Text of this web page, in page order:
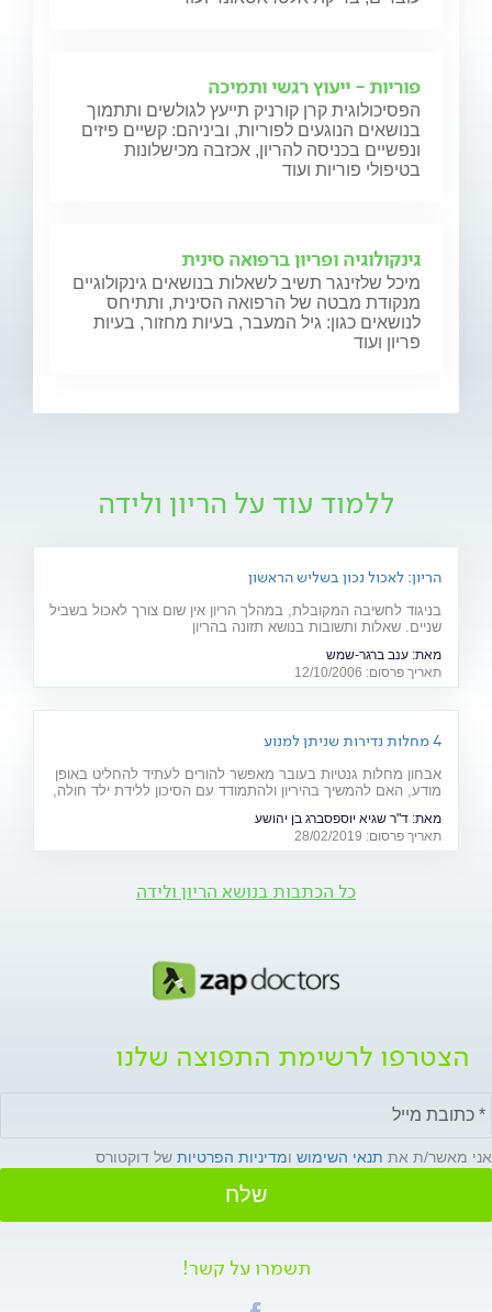
פוריות - ייעוץ רגשי ותמיכה
הפסיכולוגית קרן קורניק תייעץ לגולשים ותתמוך
בנושאים הנוגעים לפוריות, וביניהם: קשיים פיזים
ונפשיים בכניסה להריון, אכזבה מכישלונות
בטיפולי פוריות ועוד
גינקולוגיה ופריון ברפואה סינית
מיכל שלזינגר תשיב לשאלות בנושאים גינקולוגיים
מנקודת מבטה של הרפואה הסינית, ותתיחס
לנושאים כגון: גיל המעבר, בעיות מחזור, בעיות
פריון ועוד
ללמוד עוד על הריון ולידה
הריון: לאכול נכון בשליש הראשון
בניגוד לחשיבה המקובלת, במהלך הריון אין שום צורך לאכול בשביל
שניים. שאלות ותשובות בנושא תזונה בהריון
מאת: ענב ברגר-שמש
תאריך פרסום: 12/10/2006
4 מחלות נדירות שניתן למנוע
אבחון מחלות גנטיות בעובר מאפשר להורים לעתיד להחליט באופן
מודע, האם להמשיך בהיריון ולהתמודד עם הסיכון ללידת ילד חולה,
(28.2)מאת: ד"ר שגיא יוספסברג בן יהושע
תאריך פרסום: 28/02/2019
כל הכתבות בנושא הריון ולידה
הצטרפו לרשימת התפוצה שלנו
אני מאשר/ת את תנאי השימוש ומדיניות הפרטיות של דוקטורס
שלח
תשמרו על קשר!